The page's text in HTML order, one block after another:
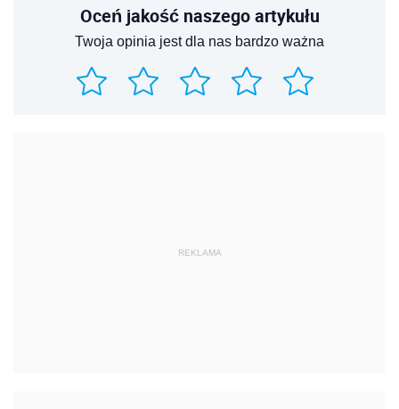
Oceń jakość naszego artykułu
Twoja opinia jest dla nas bardzo ważna
REKLAMA